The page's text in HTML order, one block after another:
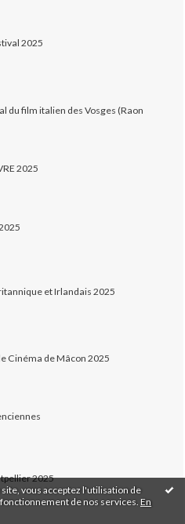
vous acceptez l'utilisation de
de nos services. En
2025
du film italien des Vosges (Raon
2025
et Irlandais 2025
Cinéma de Mâcon 2025
2025